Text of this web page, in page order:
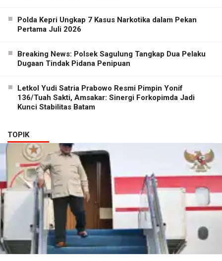
Polda Kepri Ungkap 7 Kasus Narkotika dalam Pekan
Pertama Juli 2026
Breaking News: Polsek Sagulung Tangkap Dua Pelaku
Dugaan Tindak Pidana Penipuan
Letkol Yudi Satria Prabowo Resmi Pimpin Yonif
136/Tuah Sakti, Amsakar: Sinergi Forkopimda Jadi
Kunci Stabilitas Batam
TOPIK